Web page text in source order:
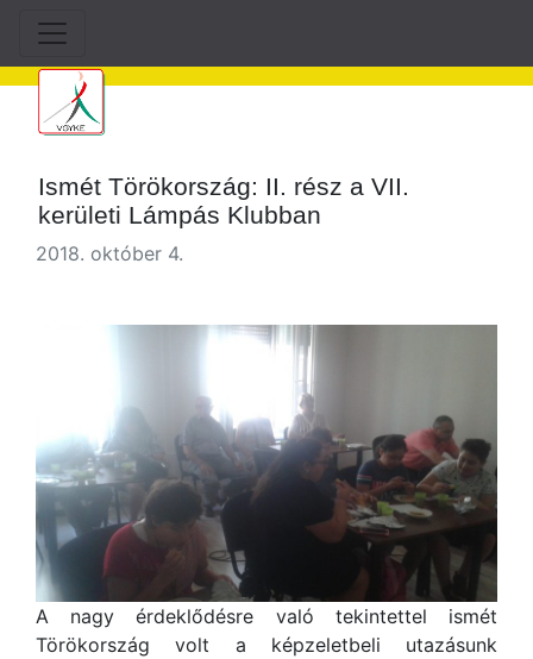
Ismét Törökország: II. rész a VII.
kerületi Lámpás Klubban
2018. október 4.
A nagy érdeklődésre való tekintettel ismét
Törökország volt a képzeletbeli utazásunk